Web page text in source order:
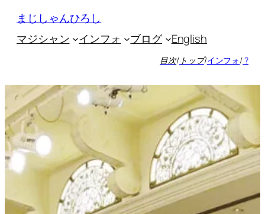
ッ
まじしゃんひろし
マジシャン
インフォ ブログ English
目次/ トップ/インフォ/?